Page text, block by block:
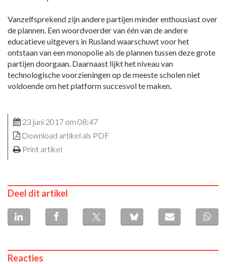
Vanzelfsprekend zijn andere partijen minder enthousiast over
de plannen. Een woordvoerder van één van de andere
educatieve uitgevers in Rusland waarschuwt voor het
ontstaan van een monopolie als de plannen tussen deze grote
partijen doorgaan. Daarnaast lijkt het niveau van
technologische voorzieningen op de meeste scholen niet
voldoende om het platform succesvol te maken.
23 juni 2017 om 08:47
Download artikel als PDF
Print artikel
Deel dit artikel
Reacties